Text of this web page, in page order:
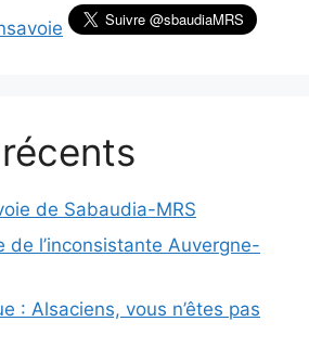
de Sabaudia-MRS
de l’inconsistante Auvergne-
: Alsaciens, vous n’êtes pas